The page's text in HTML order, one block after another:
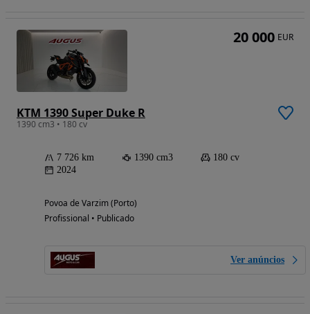
KTM 1390 Super Duke R
1390 cm3 • 180 cv
7 726 km 1390 cm3
180 cv
2024
Povoa de Varzim (Porto)
Profissional • Publicado
Ver anúncios
20 000 EUR